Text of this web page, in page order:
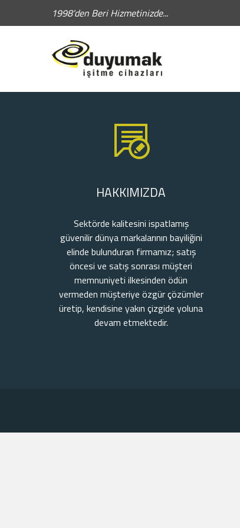
1998'den Beri Hizmetinizde...
Hızlı Arama:
HAKKIMIZDA
Sektörde kalitesini ispatlamış
güvenilir dünya markalarının bayiliğini
elinde bulunduran firmamız; satış
öncesi ve satış sonrası müşteri
memnuniyeti ilkesinden ödün
vermeden müşteriye özgür çözümler
üretip, kendisine yakın çizgide yoluna
devam etmektedir.